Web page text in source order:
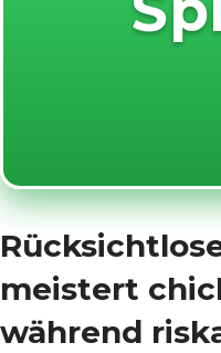
meistert
während